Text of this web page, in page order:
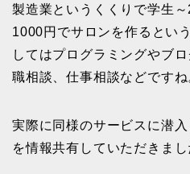
製造業というくくりで学生
1000円でサロンを作るとい
してはプログラミングやブ
職相談、仕事相談などですね
実際に同様のサービスに潜
を情報共有していただきまし